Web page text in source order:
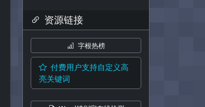
资源链接
字根热榜
付费用户支持自定义高
亮关键词